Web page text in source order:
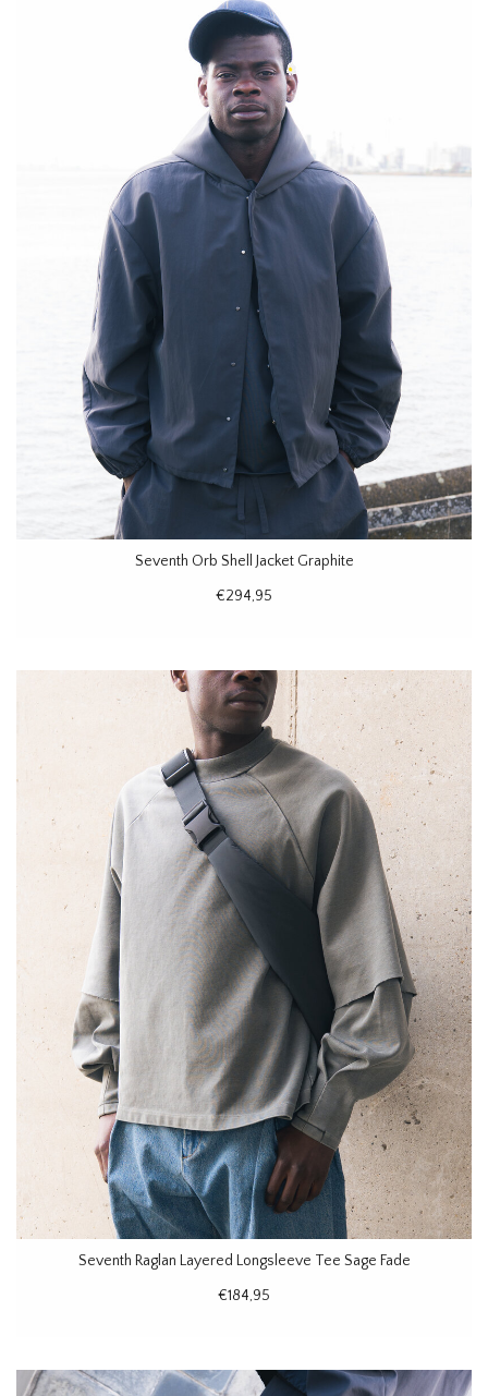
Seventh Orb Shell Jacket Graphite
€294,95
Seventh Raglan Layered Longsleeve Tee Sage Fade
€184,95